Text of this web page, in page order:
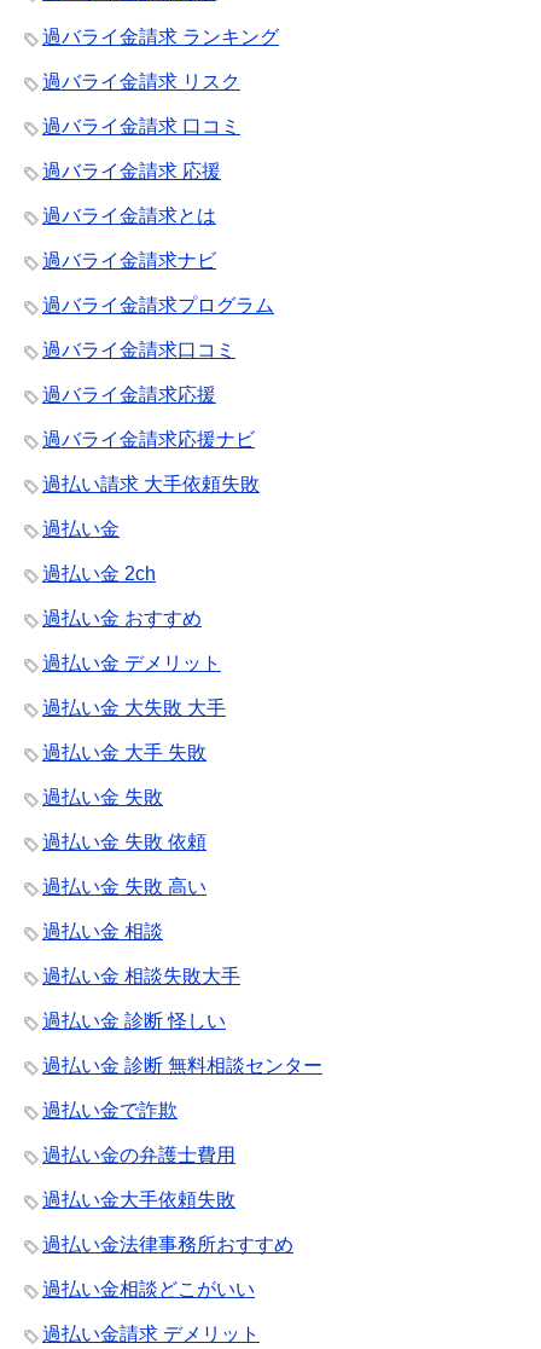
過バライ金請求 ランキング
過バライ金請求 リスク
過バライ金請求 口コミ
過バライ金請求 応援
過バライ金請求とは
過バライ金請求ナビ
過バライ金請求プログラム
過バライ金請求口コミ
過バライ金請求応援
過バライ金請求応援ナビ
過払い請求 大手依頼失敗
過払い金
過払い金 2ch
過払い金 おすすめ
過払い金 デメリット
過払い金 大失敗 大手
過払い金 大手 失敗
過払い金 失敗
過払い金 失敗 依頼
過払い金 失敗 高い
過払い金 相談
過払い金 相談失敗大手
過払い金 診断 怪しい
過払い金 診断 無料相談センター
過払い金で詐欺
過払い金の弁護士費用
過払い金大手依頼失敗
過払い金法律事務所おすすめ
過払い金相談どこがいい
過払い金請求 デメリット